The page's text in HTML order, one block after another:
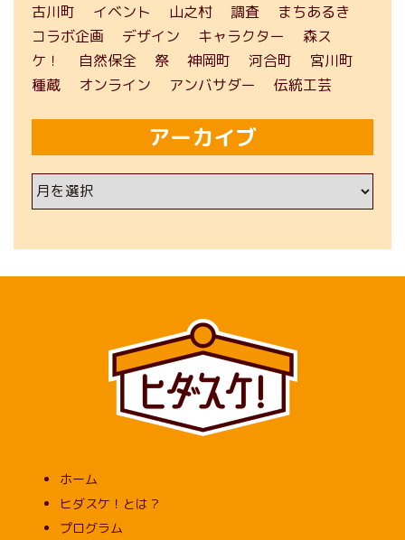
古川町 イベント 山之村 調査
まちあるき
コラボ企画
デザイン キャラクター
森ス
ケ！
自然保全 祭 神岡町 河合町
宮川町
種蔵
オンライン アンバサダー 伝統工芸
アーカイブ
ア
ー
ブ
ホーム
ヒダスケ！とは？
プログラム